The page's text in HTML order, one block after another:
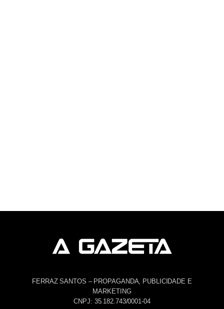
FERRAZ SANTOS – PROPAGANDA, PUBLICIDADE E
MARKETING
CNPJ: 35.182.743/0001-04